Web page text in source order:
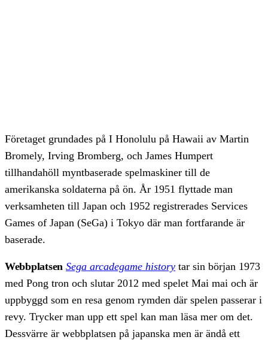
Företaget grundades på I Honolulu på Hawaii av Martin
Bromely, Irving Bromberg, och James Humpert
tillhandahöll myntbaserade spelmaskiner till de
amerikanska soldaterna på ön. År 1951 flyttade man
verksamheten till Japan och 1952 registrerades Services
Games of Japan (SeGa) i Tokyo där man fortfarande är
baserade.
Webbplatsen Sega arcadegame history tar sin början 1973
med Pong tron och slutar 2012 med spelet Mai mai och är
uppbyggd som en resa genom rymden där spelen passerar i
revy. Trycker man upp ett spel kan man läsa mer om det.
Dessvärre är webbplatsen på japanska men är ändå ett